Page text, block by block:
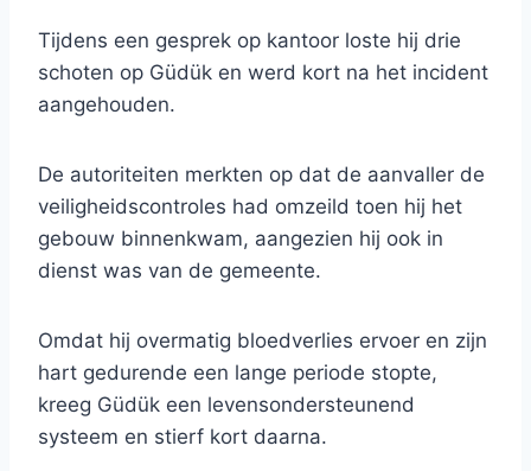
Tijdens een gesprek op kantoor loste hij drie
schoten op Güdük en werd kort na het incident
aangehouden.
De autoriteiten merkten op dat de aanvaller de
veiligheidscontroles had omzeild toen hij het
gebouw binnenkwam, aangezien hij ook in
dienst was van de gemeente.
Omdat hij overmatig bloedverlies ervoer en zijn
hart gedurende een lange periode stopte,
kreeg Güdük een levensondersteunend
systeem en stierf kort daarna.